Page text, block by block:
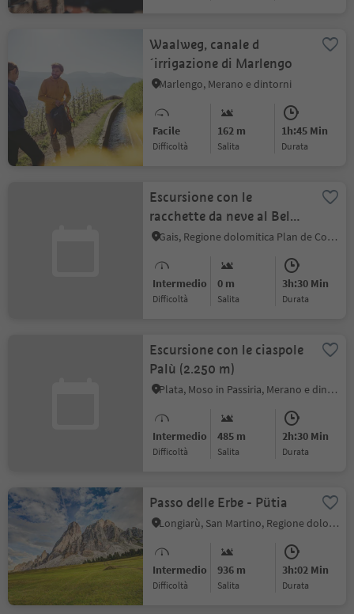
Waalweg, canale d
´irrigazione di Marlengo
Marlengo, Merano e dintorni
Facile
Difficoltà
162 m
Salita
1h:45 Min
durata
Escursione con le
racchette da neve al Bel
Colle
Gais, Regione dolomitica Plan de Corones
Intermedio
Difficoltà
0 m
Salita
3h:30 Min
durata
Escursione con le ciaspole
Palù (2.250 m)
Plata, Moso in Passiria, Merano e dintorni
Intermedio
Difficoltà
485 m
Salita
2h:30 Min
durata
Passo delle Erbe - Pütia
Longiarù, San Martino, Regione dolomitica Plan de Corones
Intermedio
Difficoltà
936 m
Salita
3h:02 Min
durata